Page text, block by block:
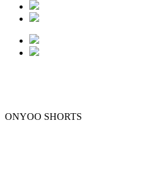
ONYOO SHORTS